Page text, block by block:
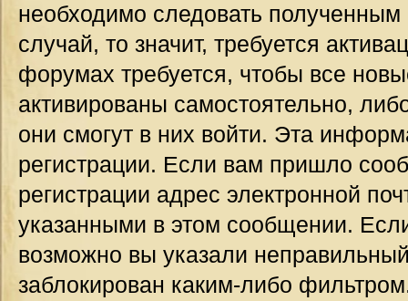
необходимо следовать
случай, то значит, требуется
форумах требуется, чтобы все
активированы самостоятельно,
они смогут в них войти. Эта
регистрации. Если вам пришло
регистрации адрес электронной
указанными в этом сообщении.
возможно вы указали
заблокирован каким-либо